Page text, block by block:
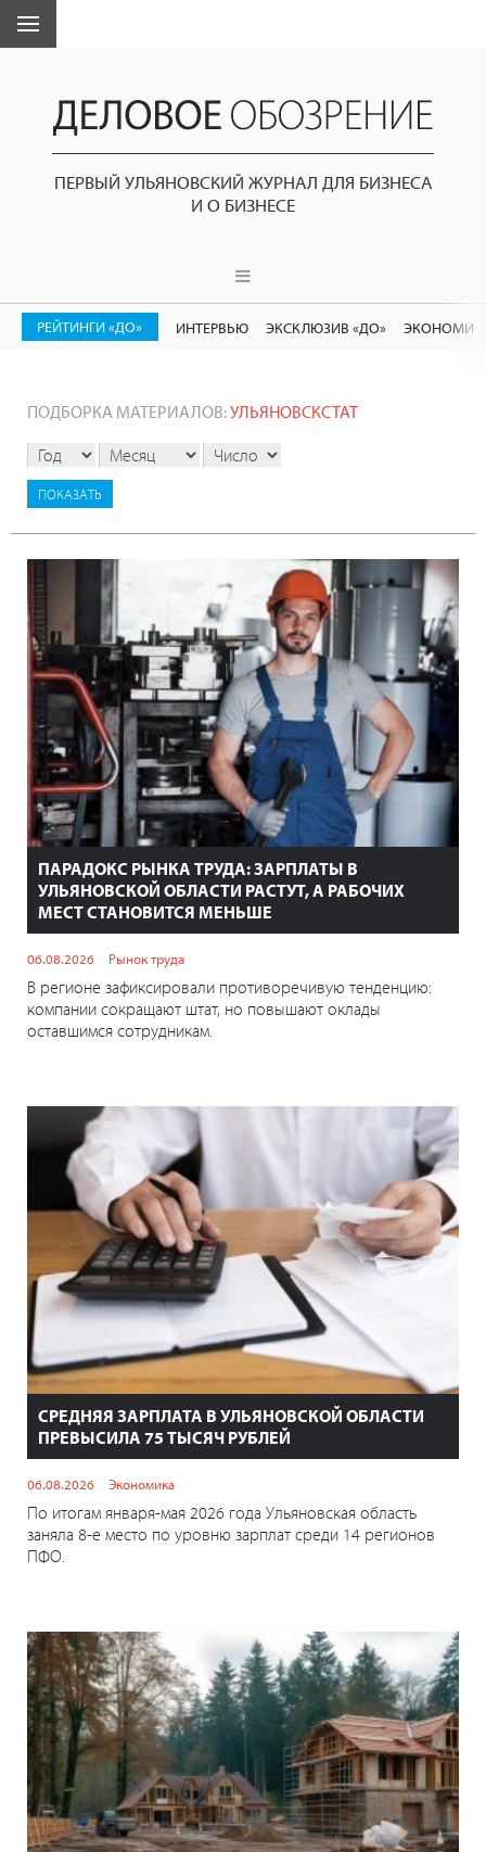
ПЕРВЫЙ УЛЬЯНОВСКИЙ ЖУРНАЛ ДЛЯ БИЗНЕСА
И О БИЗНЕСЕ
РЕЙТИНГИ «ДО» ИНТЕРВЬЮ ЭКСКЛЮЗИВ «ДО»
ПОДБОРКА МАТЕРИАЛОВ:УЛЬЯНОВСКСТАТ
ПАРАДОКС РЫНКА ТРУДА: ЗАРПЛАТЫ В
УЛЬЯНОВСКОЙ ОБЛАСТИ РАСТУТ, А РАБОЧИХ
МЕСТ СТАНОВИТСЯ МЕНЬШЕ
06.08.2026 Рынок труда
В регионе зафиксировали противоречивую тенденцию:
компании сокращают штат, но повышают оклады
оставшимся сотрудникам.
СРЕДНЯЯ ЗАРПЛАТА В УЛЬЯНОВСКОЙ ОБЛАСТИ
ПРЕВЫСИЛА 75 ТЫСЯЧ РУБЛЕЙ
06.08.2026 Экономика
По итогам января-мая 2026 года Ульяновская область
заняла 8-е место по уровню зарплат среди 14 регионов
ПФО.